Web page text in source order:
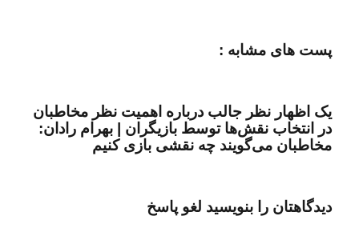
پست های مشابه :
یک اظهار نظر جالب درباره اهمیت نظر مخاطبان
در انتخاب نقش‌ها توسط بازیگران | بهرام رادان:
مخاطبان می‌گویند چه نقشی بازی کنیم
دیدگاهتان را بنویسید لغو پاسخ